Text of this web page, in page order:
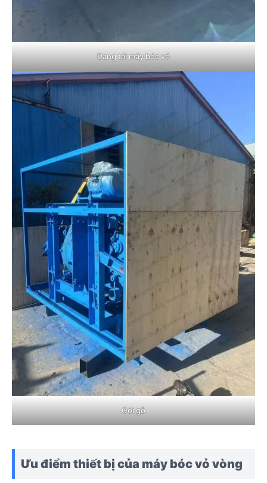
Đang tải máy bóc vỏ
Gói gỗ
Ưu điểm thiết bị của máy bóc vỏ vòng